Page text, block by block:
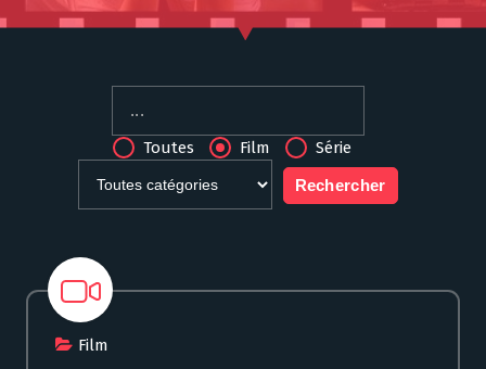
Toutes Film Série
Film